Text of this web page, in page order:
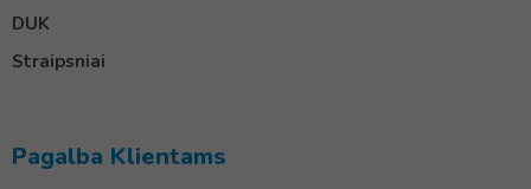
DUK
Straipsniai
Pagalba Klientams